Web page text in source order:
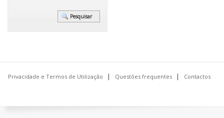
Privacidade e Termos de Utilização Questões frequentes Contactos